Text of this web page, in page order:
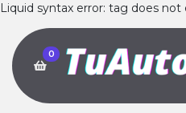
Liquid syntax error: tag does
0